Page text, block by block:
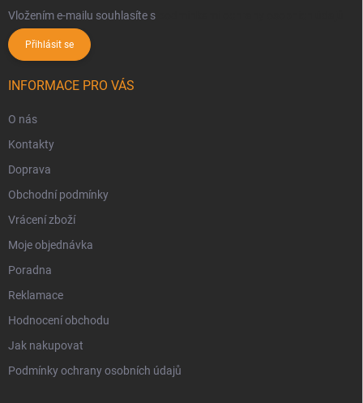
Vložením e-mailu souhlasíte s
Přihlásit se
INFORMACE PRO VÁS
O nás
Kontakty
Doprava
Obchodní podmínky
Vrácení zboží
Moje objednávka
Poradna
Reklamace
Hodnocení obchodu
Jak nakupovat
Podmínky ochrany osobních údajů